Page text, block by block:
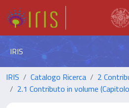
IRIS
IRIS Catalogo Ricerca
2
2.1 Contributo in volume